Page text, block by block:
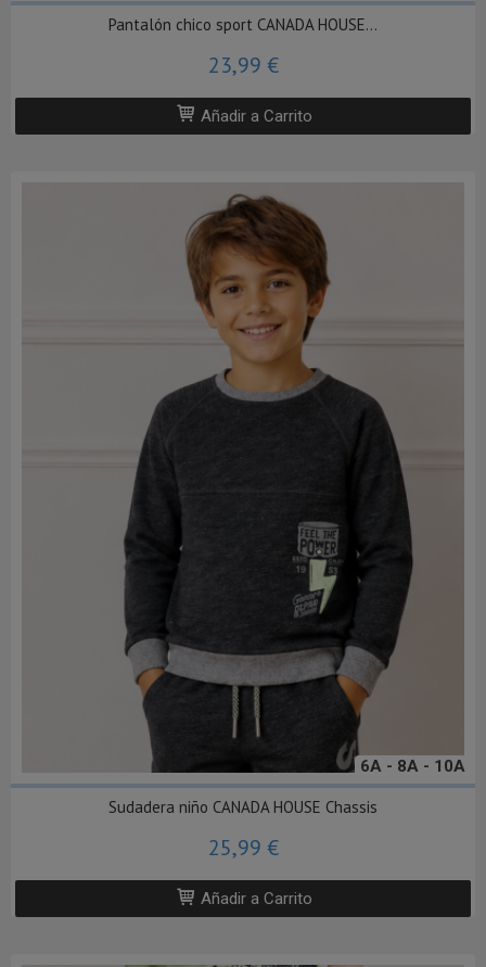
Pantalón chico sport CANADA HOUSE...
23,99 €
Añadir a Carrito
6A - 8A - 10A
Sudadera niño CANADA HOUSE Chassis
25,99 €
Añadir a Carrito